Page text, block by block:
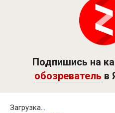
Подпишись на
обозреватель в
Загрузка...